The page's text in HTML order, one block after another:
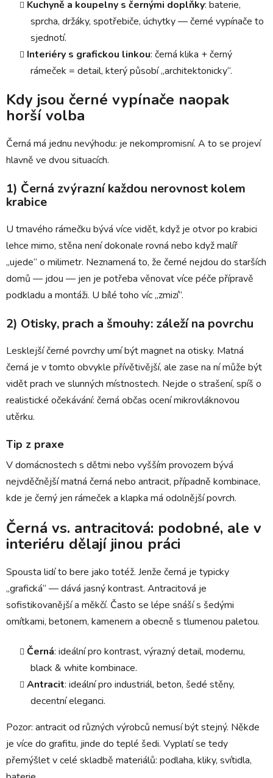
Kuchyně a koupelny s černými doplňky: baterie,
sprcha, držáky, spotřebiče, úchytky — černé vypínače to
sjednotí.
Interiéry s grafickou linkou: černá klika + černý
rámeček = detail, který působí „architektonicky“.
Kdy jsou černé vypínače naopak
horší volba
Černá má jednu nevýhodu: je nekompromisní. A to se projeví
hlavně ve dvou situacích.
1) Černá zvýrazní každou nerovnost kolem
krabice
U tmavého rámečku bývá více vidět, když je otvor po krabici
lehce mimo, stěna není dokonale rovná nebo když malíř
„ujede“ o milimetr. Neznamená to, že černé nejdou do starších
domů — jdou — jen je potřeba věnovat více péče přípravě
podkladu a montáži. U bílé toho víc „zmizí“.
2) Otisky, prach a šmouhy: záleží na povrchu
Lesklejší černé povrchy umí být magnet na otisky. Matná
černá je v tomto obvykle přívětivější, ale zase na ní může být
vidět prach ve slunných místnostech. Nejde o strašení, spíš o
realistické očekávání: černá občas ocení mikrovláknovou
utěrku.
Tip z praxe
V domácnostech s dětmi nebo vyšším provozem bývá
nejvděčnější matná černá nebo antracit, případně kombinace,
kde je černý jen rámeček a klapka má odolnější povrch.
Černá vs. antracitová: podobné, ale v
interiéru dělají jinou práci
Spousta lidí to bere jako totéž. Jenže černá je typicky
„grafická“ — dává jasný kontrast. Antracitová je
sofistikovanější a měkčí. Často se lépe snáší s šedými
omítkami, betonem, kamenem a obecně s tlumenou paletou.
Černá: ideální pro kontrast, výrazný detail, modernu,
black & white kombinace.
Antracit: ideální pro industriál, beton, šedé stěny,
decentní eleganci.
Pozor: antracit od různých výrobců nemusí být stejný. Někde
je více do grafitu, jinde do teplé šedi. Vyplatí se tedy
přemýšlet v celé skladbě materiálů: podlaha, kliky, svítidla,